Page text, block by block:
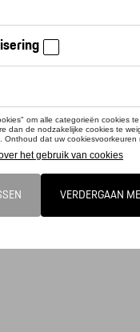
Contacteer uw dealer om